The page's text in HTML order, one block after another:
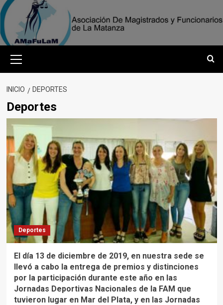
Saltar
al
contenido
primario
INICIO DEPORTES
Deportes
Deportes
El día 13 de diciembre de 2019, en nuestra sede se
llevó a cabo la entrega de premios y distinciones
por la participación durante este año en las
Jornadas Deportivas Nacionales de la FAM que
tuvieron lugar en Mar del Plata, y en las Jornadas